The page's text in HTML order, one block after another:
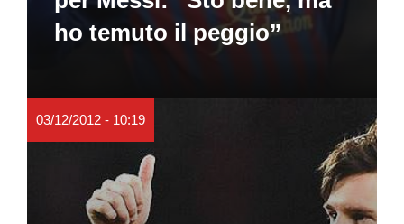
ho temuto il peggio”
03/12/2012 - 10:19